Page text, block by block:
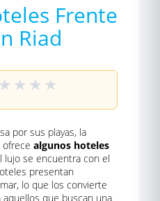
Frente
Riad
★ ★ ★ ★
por sus playas, la
ofrece algunos hoteles
lujo se encuentra con el
presentan
lo que los convierte
que buscan una